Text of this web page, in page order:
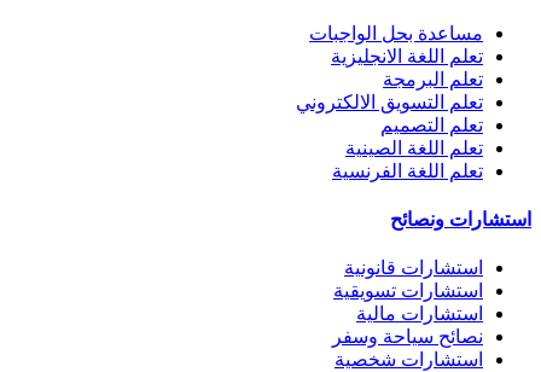
مساعدة بحل الواجبات
تعلم اللغة الانجليزية
تعلم البرمجة
تعلم التسويق الالكتروني
تعلم التصميم
تعلم اللغة الصينية
تعلم اللغة الفرنسية
استشارات ونصائح
استشارات قانونية
استشارات تسويقية
استشارات مالية
نصائح سياحة وسفر
استشارات شخصية